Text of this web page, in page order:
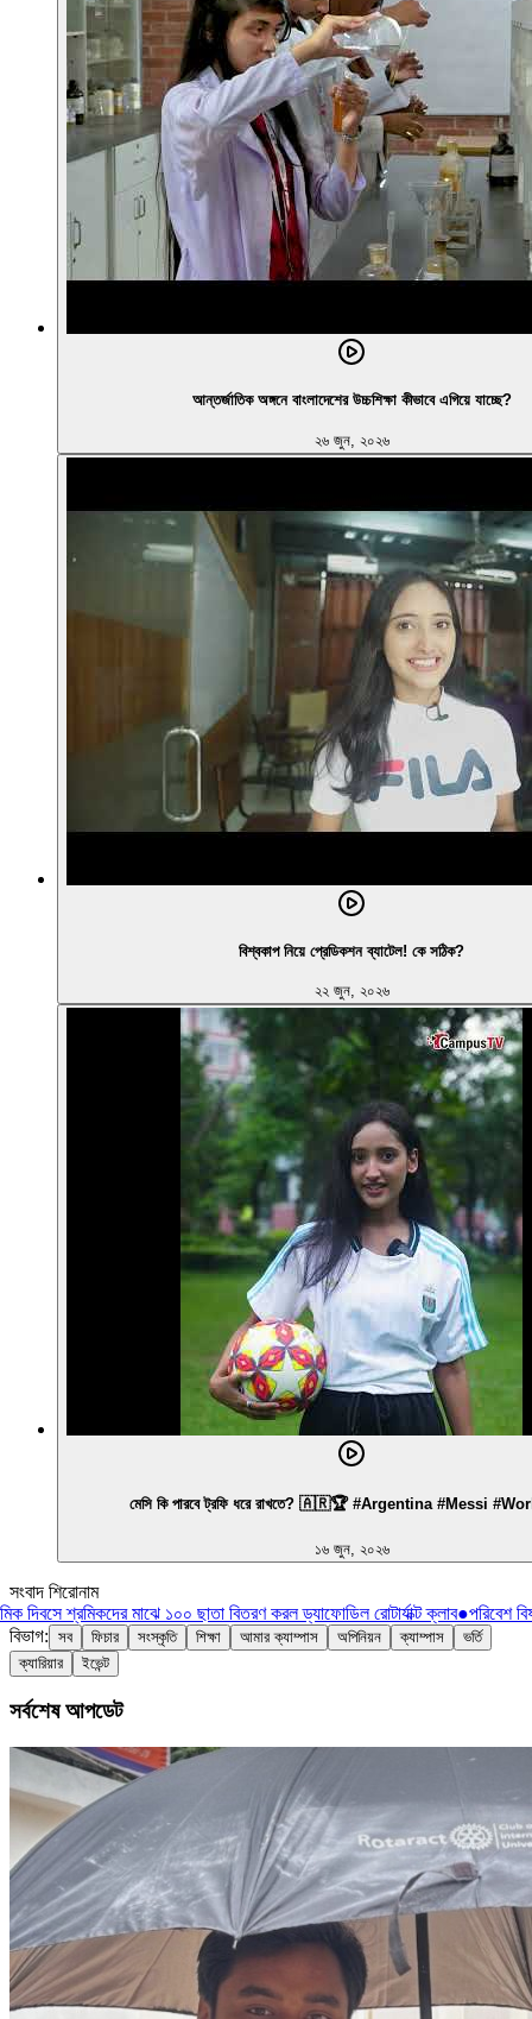
আন্তর্জাতিক অঙ্গনে বাংলাদেশের উচ্চশিক্ষা কীভাবে এগিয়ে যাচ্ছে?
২৬ জুন, ২০২৬
বিশ্বকাপ নিয়ে প্রেডিকশন ব্যাটেল! কে সঠিক?
২২ জুন, ২০২৬
মেসি কি পারবে ট্রফি ধরে রাখতে? 🇦🇷🏆 #Argentina #Messi
১৬ জুন, ২০২৬
সংবাদ শিরোনাম
দিবসে শ্রমিকদের মাঝে ১০০ ছাতা বিতরণ করল ড্যাফোডিল রোটার্যাক্ট ক্লাব●পরিবেশ
বিভাগ: সব ফিচার সংস্কৃতি শিক্ষা আমার ক্যাম্পাস অপিনিয়ন ক্যাম্পাস
ভর্তি
ক্যারিয়ার
ইভেন্ট
সর্বশেষ আপডেট